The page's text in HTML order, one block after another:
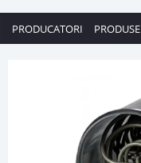
PRODUCATORI PRODUSE